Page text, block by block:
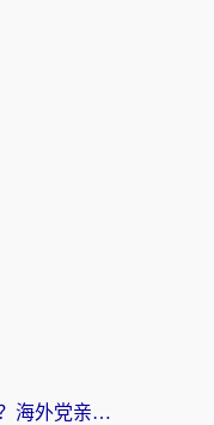
国外可以看央视影音吗知乎？海外党亲测有效的回国加速方案